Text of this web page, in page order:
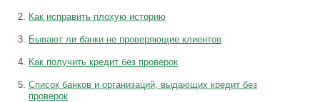
Как исправить плохую историю
Бывают ли банки не проверяющие клиентов
Как получить кредит без проверок
Список банков и организаций, выдающих кредит без
проверок